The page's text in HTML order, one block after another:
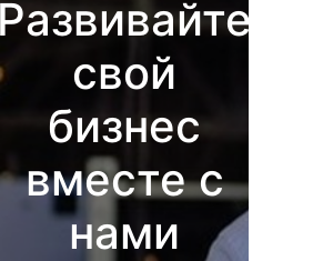
свой
бизнес
вместе с
нами